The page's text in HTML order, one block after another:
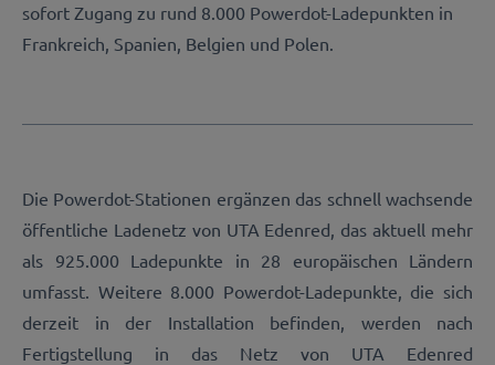
sofort Zugang zu rund 8.000 Powerdot-Ladepunkten in
Frankreich, Spanien, Belgien und Polen.
Die Powerdot-Stationen ergänzen das schnell wachsende
öffentliche Ladenetz von UTA Edenred, das aktuell mehr
als 925.000 Ladepunkte in 28 europäischen Ländern
umfasst. Weitere 8.000 Powerdot-Ladepunkte, die sich
derzeit in der Installation befinden, werden nach
Fertigstellung in das Netz von UTA Edenred